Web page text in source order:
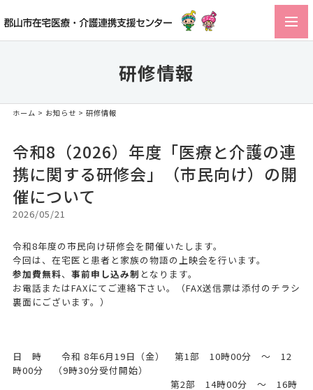
研修情報
ホーム > お知らせ > 研修情報
令和8（2026）年度「医療と介護の連
携に関する研修会」（市民向け）の開
催について
2026/05/21
令和8年度の市民向け研修会を開催いたします。
今回は、在宅医と患者と家族の物語の上映会を行います。
参加費無料、 事前申し込み制 となります。
お電話またはFAXにてご連絡下さい。（FAX送信票は添付のチラシ
裏面にございます。）
日 時 令和 8年6月19日（金） 第1部 10時00分 ～ 12
時00分 （9時30分受付開始）
第2部 14時00分 ～ 16時